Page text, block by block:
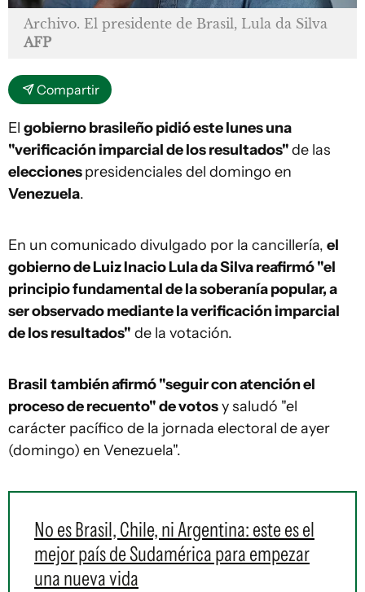
Archivo. El presidente de Brasil, Lula da Silva
AFP
Compartir
El gobierno brasileño pidió este lunes una
"verificación imparcial de los resultados"de las
eleccionespresidenciales del domingo en
Venezuela.
En un comunicado divulgado por la cancillería, el
gobierno de Luiz Inacio Lula da Silva reafirmó "el
principio fundamental de la soberanía popular, a
ser observado mediante la verificación imparcial
de los resultados" de la votación.
Brasil también afirmó "seguir con atención el
proceso de recuento" de votosy saludó "el
carácter pacífico de la jornada electoral de ayer
(domingo) en Venezuela".
No es Brasil, Chile, ni Argentina: este es el
mejor país de Sudamérica para empezar
una nueva vida